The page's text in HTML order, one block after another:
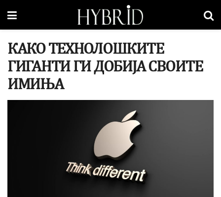
КАКО ТЕХНОЛОШКИТЕ
ГИГАНТИ ГИ ДОБИЈА СВОИТЕ
ИМИЊА